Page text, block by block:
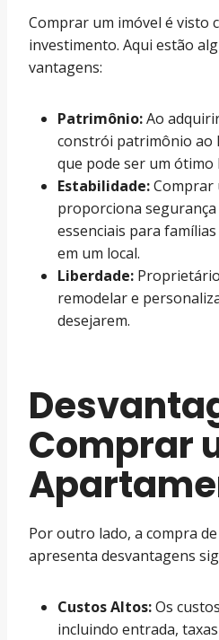
Comprar um imóvel é visto
investimento. Aqui estão
vantagens:
Patrimônio:Ao
constrói patrimônio ao
que pode ser um ótimo
Estabilidade:Comprar
proporciona segurança
essenciais para
em um local.
Liberdade:
remodelar e
desejarem.
Comprar
Por outro lado, a compra
apresenta desvantagens
Custos Altos:Os
incluindo entrada,